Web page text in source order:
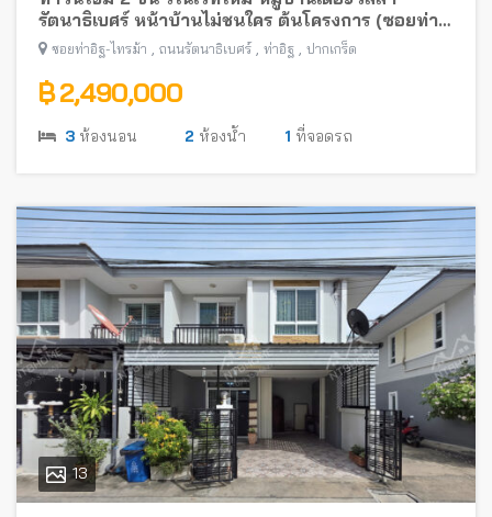
รัตนาธิเบศร์ หน้าบ้านไม่ชนใคร ต้นโครงการ (ซอยท่า
อิฐ-ไทรม้า) พร้อมอยู่ใกล้รถไฟฟ้าสายสีม่วง
ซอยท่าอิฐ-ไทรม้า , ถนนรัตนาธิเบศร์ , ท่าอิฐ , ปากเกร็ด
฿ 2,490,000
3 ห้องนอน 2 ห้องน้ำ 1 ที่จอดรถ
13